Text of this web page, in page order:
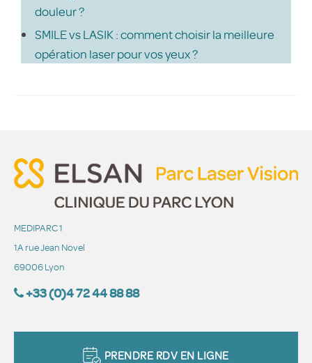
douleur ?
SMILE vs LASIK : comment choisir la meilleure
opération laser pour vos yeux ?
MEDIPARC 1
1A rue Jean Novel
69006 Lyon
+33 (0)4 72 44 88 88
PRENDRE RDV EN LIGNE